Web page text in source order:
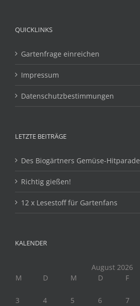
QUICKLINKS
Gartenfrage einreichen
Impressum
Datenschutzbestimmungen
LETZTE BEITRÄGE
Des Biogärtners Gemüse-Hitparade
Richtig gießen!
12 x Lesestoff für Gartenfans
KALENDER
August 2026
M
D M D F
3
4 5 6 7